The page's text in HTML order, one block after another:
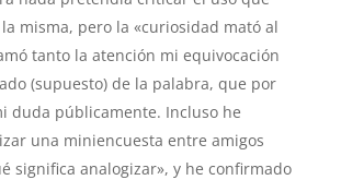
misma, pero la «curiosidad mató al
tanto la atención mi equivocación
(supuesto) de la palabra, que por
duda públicamente. Incluso he
una miniencuesta entre amigos
significa analogizar», y he confirmado